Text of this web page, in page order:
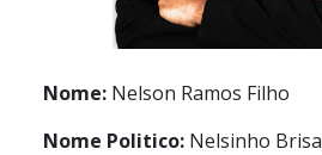
Nome: Nelson Ramos Filho
Nome Politico: Nelsinho Brisa